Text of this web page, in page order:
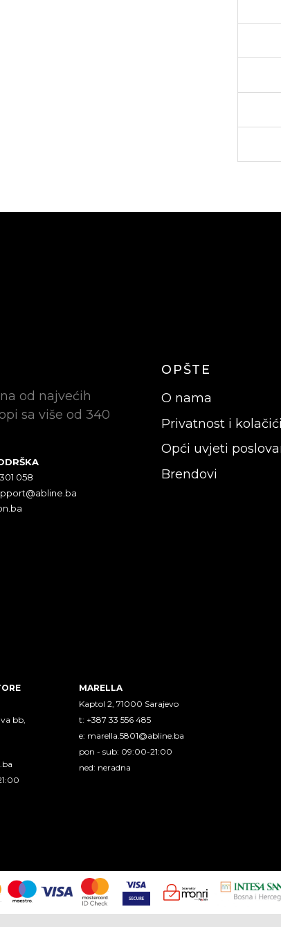
od najvećih
sa više od 340
058
OPŠTE
O nama
Privatnost i kolačići
Opći uvjeti
Brendovi
bb,
MARELLA
Kaptol 2, 71000 Sarajevo
t: +387 33 556 485
e: marella.5801@abline.ba
pon - sub: 09:00-21:00
ned: neradna